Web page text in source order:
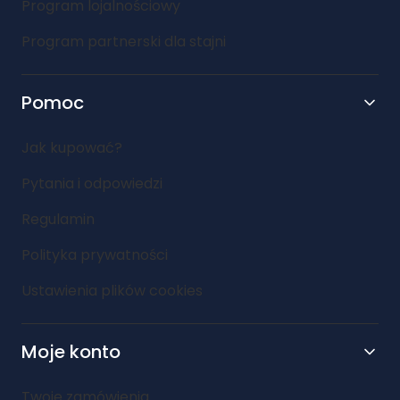
Program lojalnościowy
Program partnerski dla stajni
Pomoc
Jak kupować?
Pytania i odpowiedzi
Regulamin
Polityka prywatności
Ustawienia plików cookies
Moje konto